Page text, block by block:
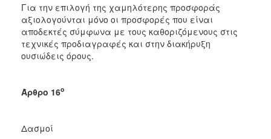
Για την επιλογή της χαμηλότερης προσφοράς
αξιολογούνται μόνο οι προσφορές που είναι
αποδεκτές σύμφωνα με τους καθοριζόμενους στις
τεχνικές προδιαγραφές και στην διακήρυξη
ουσιώδεις όρους.
Άρθρο 16ο
Δασμοί